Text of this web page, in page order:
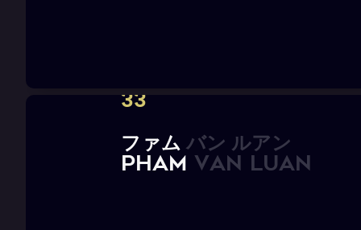
33
フ ァム バン ルアン
PHAM VAN LUAN